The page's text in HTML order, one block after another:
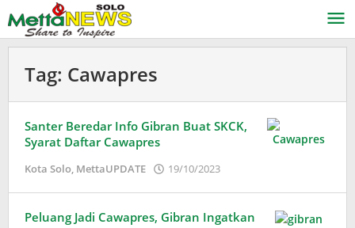
ke
konten
Tag: Cawapres
Santer Beredar Info Gibran Buat SKCK,
Syarat Daftar Cawapres
Kota Solo, MettaUPDATE 19/10/2023
Peluang Jadi Cawapres, Gibran Ingatkan